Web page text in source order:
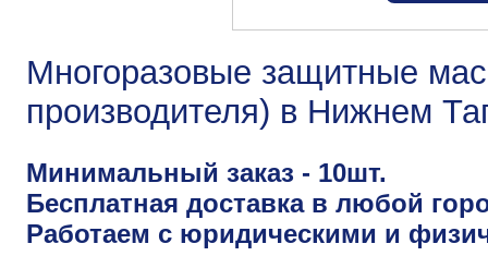
Многоразовые защитные
производителя) в Нижнем
Минимальный заказ - 10шт.
Бесплатная доставка в любой
Работаем с юридическими и